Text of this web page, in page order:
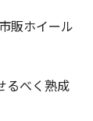
販ホイール
るべく熟成